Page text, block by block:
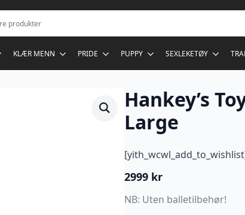
KLÆR MENN PRIDE PUPPY SEXLEKETØY
Hankey’s
Large
2999 kr
NB: Uten balletilbehør!